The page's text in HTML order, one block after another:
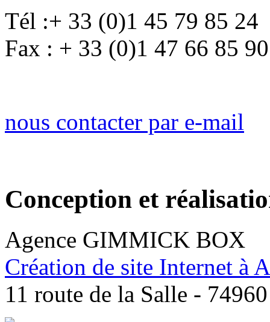
Tél :+ 33 (0)1 45 79 85 24
Fax : + 33 (0)1 47 66 85 90
nous contacter par e-mail
Conception et
Agence GIMMICK BOX
Création de site Internet à
11 route de la Salle -